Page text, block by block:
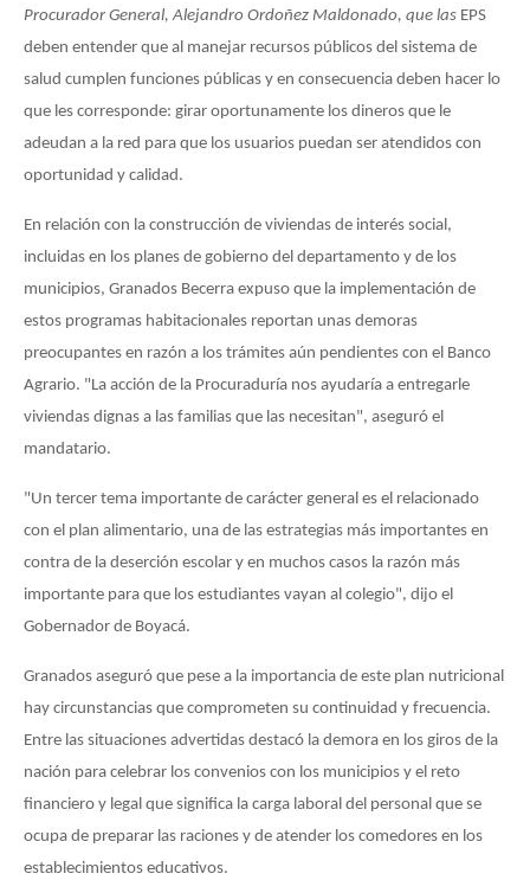
Procurador General, Alejandro Ordoñez Maldonado, que las EPS
deben entender que al manejar recursos públicos del sistema de
salud cumplen funciones públicas y en consecuencia deben hacer lo
que les corresponde: girar oportunamente los dineros que le
adeudan a la red para que los usuarios puedan ser atendidos con
oportunidad y calidad.
En relación con la construcción de viviendas de interés social,
incluidas en los planes de gobierno del departamento y de los
municipios, Granados Becerra expuso que la implementación de
estos programas habitacionales reportan unas demoras
preocupantes en razón a los trámites aún pendientes con el Banco
Agrario. "La acción de la Procuraduría nos ayudaría a entregarle
viviendas dignas a las familias que las necesitan", aseguró el
mandatario.
"Un tercer tema importante de carácter general es el relacionado
con el plan alimentario, una de las estrategias más importantes en
contra de la deserción escolar y en muchos casos la razón más
importante para que los estudiantes vayan al colegio", dijo el
Gobernador de Boyacá.
Granados aseguró que pese a la importancia de este plan nutricional
hay circunstancias que comprometen su continuidad y frecuencia.
Entre las situaciones advertidas destacó la demora en los giros de la
nación para celebrar los convenios con los municipios y el reto
financiero y legal que significa la carga laboral del personal que se
ocupa de preparar las raciones y de atender los comedores en los
establecimientos educativos.